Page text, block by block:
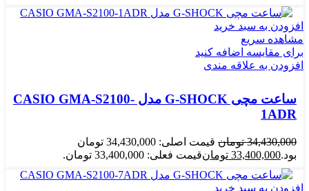
افزودن به سبد خرید
مشاهده سریع
برای مقایسه اضافه کنید
افزودن به علاقه مندی
ساعت مچی G-SHOCK مدل CASIO GMA-S2100-
1ADR
34,430,000 تومان
قیمت اصلی: 34,430,000 تومان
بود.33,400,000 تومانقیمت فعلی: 33,400,000 تومان.
افزودن به سبد خرید